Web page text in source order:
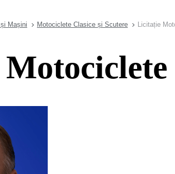
Mașini Motociclete Clasice și Scutere Licitație